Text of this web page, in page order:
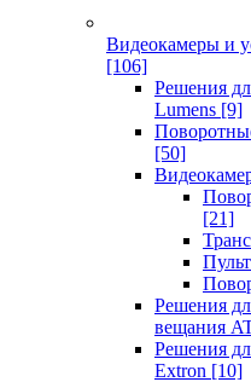
Видеокамеры и
[106]
Решения
Lumens [9]
[50]
[21]
Решения
вещания
Решения
Extron [10]